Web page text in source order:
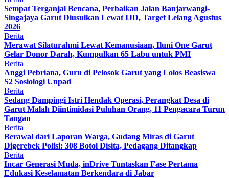
Sempat Terganjal Bencana, Perbaikan Jalan Banjarwangi-
Singajaya Garut Diusulkan Lewat IJD, Target Lelang Agustus
2026
Berita
Merawat Silaturahmi Lewat Kemanusiaan, Iluni One Garut
Gelar Donor Darah, Kumpulkan 65 Labu untuk PMI
Berita
Anggi Pebriana, Guru di Pelosok Garut yang Lolos Beasiswa
S2 Sosiologi Unpad
Berita
Sedang Dampingi Istri Hendak Operasi, Perangkat Desa di
Garut Malah Diintimidasi Puluhan Orang, 11 Pengacara Turun
Tangan
Berita
Berawal dari Laporan Warga, Gudang Miras di Garut
Digerebek Polisi: 308 Botol Disita, Pedagang Ditangkap
Berita
Incar Generasi Muda, inDrive Tuntaskan Fase Pertama
Edukasi Keselamatan Berkendara di Jabar